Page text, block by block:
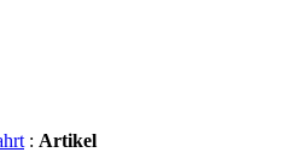
: Artikel